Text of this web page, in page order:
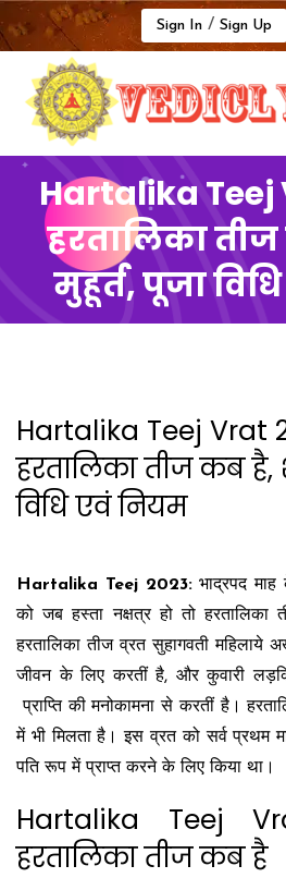
Sign In/ Sign Up
Hartalika Teej
हरतालिका
मुहूर्त, पूजा
Hartalika Teej Vrat
हरतालिका तीज कब है,
विधि एवं नियम
Hartalika Teej 2023:भाद्रपद माह
को जब हस्ता नक्षत्र हो तो हरतालिका
हरतालिका तीज व्रत सुहागवती महिलाये
जीवन के लिए करतीं है, और कुवारी
प्राप्ति की मनोकामना से करतीं है।
में भी मिलता है। इस व्रत को सर्व प्रथम
पति रूप में प्राप्त करने के लिए किया था।
Hartalika Teej
हरतालिका तीज कब है